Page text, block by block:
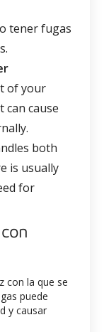
tener fugas
of your
can cause
both
is usually
for
con la que se
puede
y causar